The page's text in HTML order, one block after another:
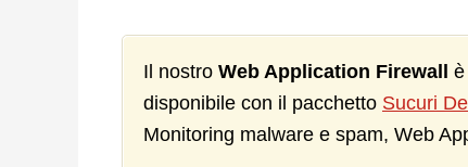
Il nostro Web Application Firewall
disponibile con il pacchetto Sucuri
Monitoring malware e spam, Web